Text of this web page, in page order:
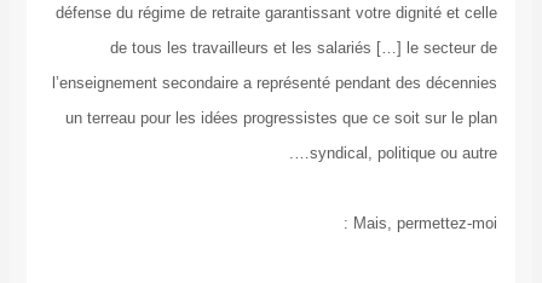
défense du régime de retraite garantissant votre dignité et celle
de tous les travailleurs et les salariés […] le secteur de
l’enseignement secondaire a représenté pendant des décennies
un terreau pour les idées progressistes que ce soit sur le plan
syndical, politique ou autre….
Mais, permettez-moi :